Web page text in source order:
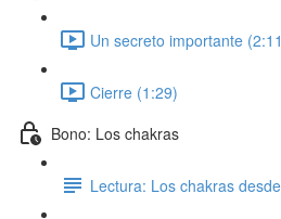
Un secreto importante
Cierre (1:29)
Bono: Los chakras
Lectura: Los chakras